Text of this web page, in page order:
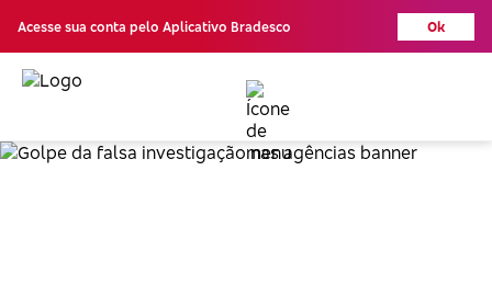
Acesse sua conta pelo Aplicativo Bradesco Ok